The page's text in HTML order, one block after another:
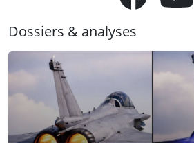
Dossiers & analyses